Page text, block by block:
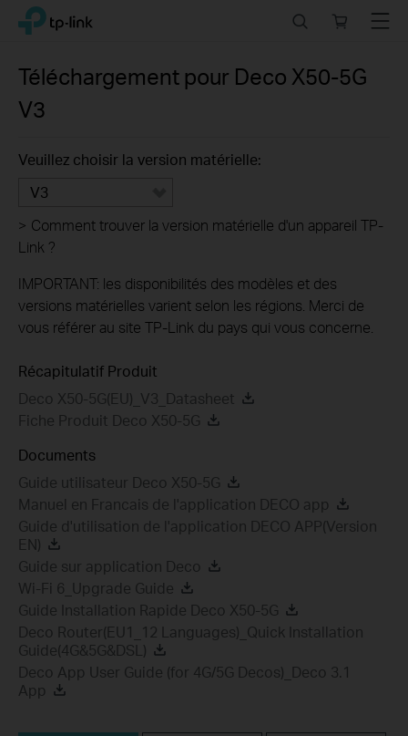
Click
the
navigation
TP-Link, Reliably Smart
store
Menu
Téléchargement pour Deco X50-5G
V3
Veuillez choisir la version matérielle:
V3
> Comment trouver la version matérielle d'un appareil TP-
Link ?
IMPORTANT: les disponibilités des modèles et des
versions matérielles varient selon les régions. Merci de
vous référer au site TP-Link du pays qui vous concerne.
Récapitulatif Produit
Deco X50-5G(EU)_V3_Datasheet
Fiche Produit Deco X50-5G
Documents
Guide utilisateur Deco X50-5G
Manuel en Francais de l'application DECO app
Guide d'utilisation de l'application DECO APP(Version
EN)
Guide sur application Deco
Wi-Fi 6_Upgrade Guide
Guide Installation Rapide Deco X50-5G
Deco Router(EU1_12 Languages)_Quick Installation
Guide(4G&5G&DSL)
Deco App User Guide (for 4G/5G Decos)_Deco 3.1
App